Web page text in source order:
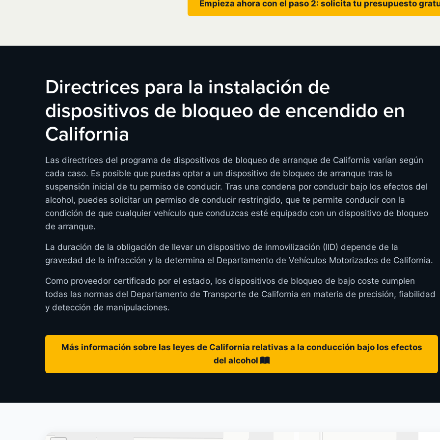
Empieza ahora con el paso 2: solicita tu presupuesto
Directrices para la instalación de
dispositivos de bloqueo de encendido en
California
Las directrices del programa de dispositivos de bloqueo de arranque de California varían según
cada caso. Es posible que puedas optar a un dispositivo de bloqueo de arranque tras la
suspensión inicial de tu permiso de conducir. Tras una condena por conducir bajo los efectos del
alcohol, puedes solicitar un permiso de conducir restringido, que te permite conducir con la
condición de que cualquier vehículo que conduzcas esté equipado con un dispositivo de bloqueo
de arranque.
La duración de la obligación de llevar un dispositivo de inmovilización (IID) depende de la
gravedad de la infracción y la determina el Departamento de Vehículos Motorizados de California.
Como proveedor certificado por el estado, los dispositivos de bloqueo de bajo coste cumplen
todas las normas del Departamento de Transporte de California en materia de precisión, fiabilidad
y detección de manipulaciones.
Más información sobre las leyes de California relativas a la conducción bajo los efectos
del alcohol